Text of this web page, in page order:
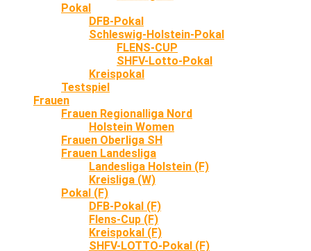
Pokal
DFB-Pokal
Schleswig-Holstein-Pokal
FLENS-CUP
SHFV-Lotto-Pokal
Kreispokal
Testspiel
Frauen
Frauen Regionalliga Nord
Holstein Women
Frauen Oberliga SH
Frauen Landesliga
Landesliga Holstein (F)
Kreisliga (W)
Pokal (F)
DFB-Pokal (F)
Flens-Cup (F)
Kreispokal (F)
SHFV-LOTTO-Pokal (F)